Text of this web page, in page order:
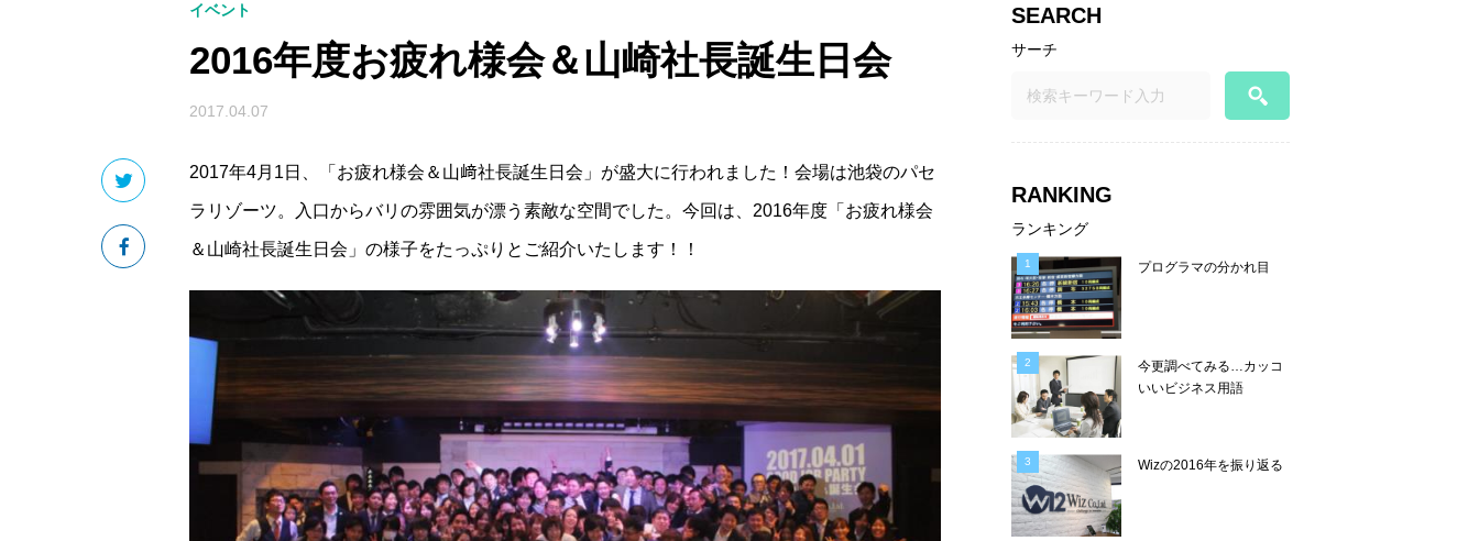
イベント
2016年度お疲れ様会＆山崎社長誕生日会
2017.04.07
2017年4月1日、「お疲れ様会＆山﨑社長誕生日会」が盛大に行われました！会場は池袋のパセ
ラリゾーツ。入口からバリの雰囲気が漂う素敵な空間でした。今回は、2016年度「お疲れ様会
＆山崎社長誕生日会」の様子をたっぷりとご紹介いたします！！
SEARCH
サーチ
RANKING
ランキング
プログラマの分かれ目
今更調べてみる…カッコ
いいビジネス用語
Wizの2016年を振り返る